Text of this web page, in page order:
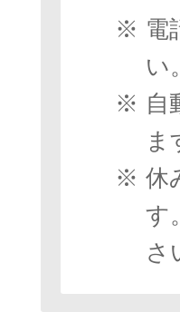
※ 電
い。
※ 自
ま
※ 休
す
さ